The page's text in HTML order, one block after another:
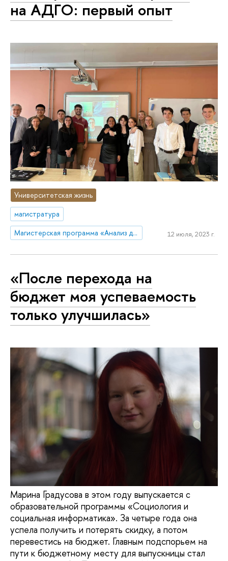
на АДГО: первый опыт
Университетская жизнь
магистратура
Магистерская программа «Анализ данных для государства и общества»
12 июля, 2023 г.
«После перехода на
бюджет моя успеваемость
только улучшилась»
Марина Градусова в этом году выпускается с
образовательной программы «Социология и
социальная информатика». За четыре года она
успела получить и потерять скидку, а потом
перевестись на бюджет. Главным подспорьем на
пути к бюджетному месту для выпускницы стал